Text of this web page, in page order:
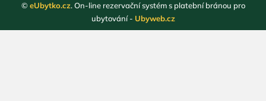
© eUbytko.cz. On-line rezervační systém s platební bránou pro
ubytování - Ubyweb.cz